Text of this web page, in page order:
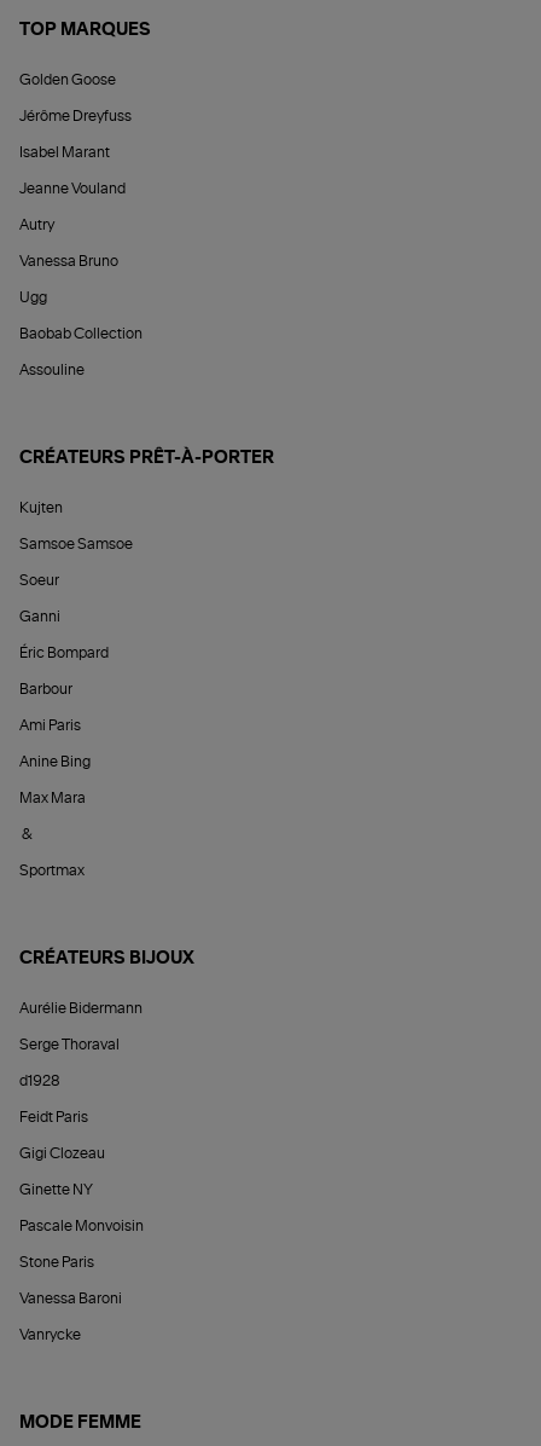
TOP MARQUES
Golden Goose
Jérôme Dreyfuss
Isabel Marant
Jeanne Vouland
Autry
Vanessa Bruno
Ugg
Baobab Collection
Assouline
CRÉATEURS PRÊT-À-PORTER
Kujten
Samsoe Samsoe
Soeur
Ganni
Éric Bompard
Barbour
Ami Paris
Anine Bing
Max Mara
&
Sportmax
CRÉATEURS BIJOUX
Aurélie Bidermann
Serge Thoraval
d1928
Feidt Paris
Gigi Clozeau
Ginette NY
Pascale Monvoisin
Stone Paris
Vanessa Baroni
Vanrycke
MODE FEMME